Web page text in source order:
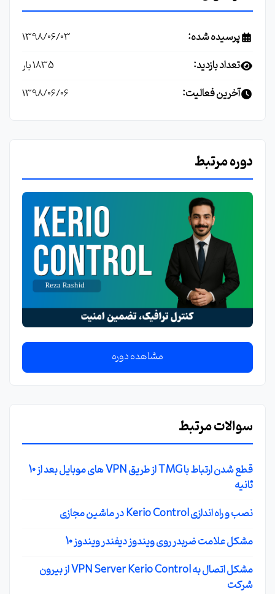
پرسیده شده: 1398/06/03
تعداد بازدید: 1835 بار
آخرین فعالیت: 1398/06/06
دوره مرتبط
مشاهده دوره
سوالات مرتبط
قطع شدن ارتباط با TMG از طریق VPN های موبایل بعد از 10
ثانیه
نصب و راه اندازی Kerio Control در ماشین مجازی
مشکل علامت ضربدر روی ویندوز دیفندر ویندوز 10
مشکل اتصال به VPN Server Kerio Control از بیرون
شرکت